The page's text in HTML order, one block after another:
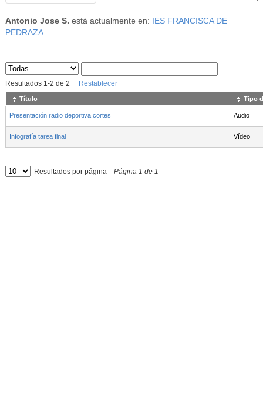
Antonio Jose S. está actualmente en:
IES FRANCISCA DE
PEDRAZA
Sus archivos
Resultados 1-2 de 2 Restablecer
Título Tipo
Presentación radio deportiva cortes Audio
Infografía tarea final Vídeo
Resultados por página Página 1 de 1